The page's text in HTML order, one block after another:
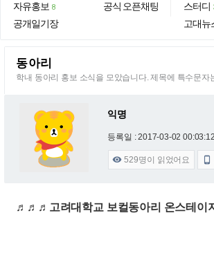
자유홍보 8
공개일기장
공식 오픈채팅
스터디
고대뉴
동아리
학내 동아리 홍보 소식을 모았습니다. 제목에 특수문자
익명
등록일 : 2017-03-02 00:03:12
 529명이 읽었어요 
♬♬♬고려대학교 보컬동아리 온스테